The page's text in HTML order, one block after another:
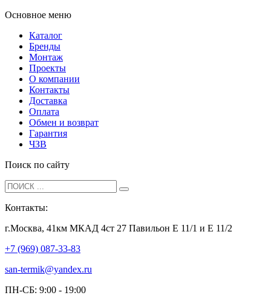
Основное меню
Каталог
Бренды
Монтаж
Проекты
О компании
Контакты
Доставка
Оплата
Обмен и возврат
Гарантия
ЧЗВ
Поиск по сайту
Контакты:
г.Москва, 41км МКАД 4ст 27 Павильон Е 11/1 и Е 11/2
+7 (969) 087-33-83
san-termik@yandex.ru
ПН-СБ: 9:00 - 19:00